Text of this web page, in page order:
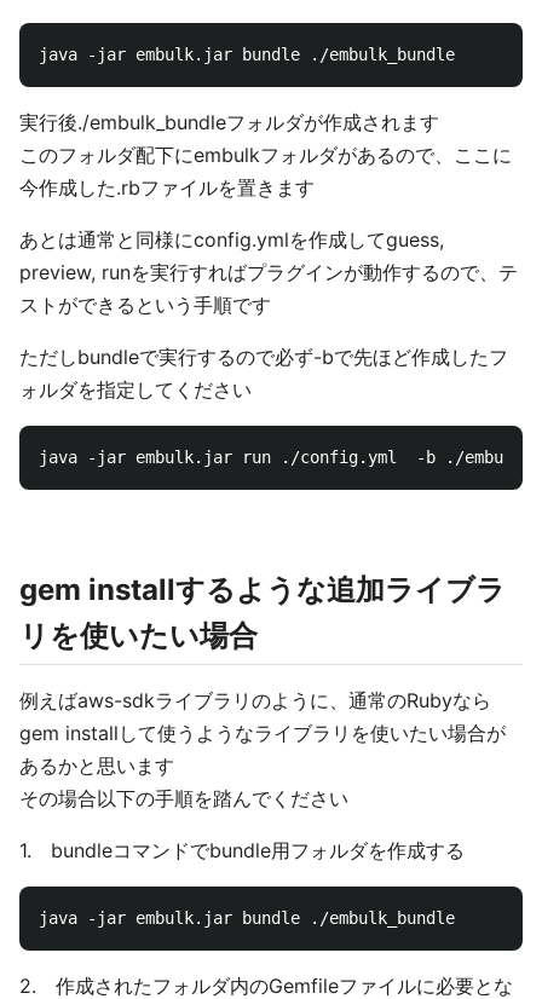
実行後./embulk_bundleフォルダが作成されます
このフォルダ配下にembulkフォルダがあるので、ここに
今作成した.rbファイルを置きます
あとは通常と同様にconfig.ymlを作成してguess,
preview, runを実行すればプラグインが動作するので、テ
ストができるという手順です
ただしbundleで実行するので必ず-bで先ほど作成したフ
ォルダを指定してください
gem installするような追加ライブラ
リを使いたい場合
例えばaws-sdkライブラリのように、通常のRubyなら
gem installして使うようなライブラリを使いたい場合が
あるかと思います
その場合以下の手順を踏んでください
1. bundleコマンドでbundle用フォルダを作成する
2. 作成されたフォルダ内のGemfileファイルに必要とな